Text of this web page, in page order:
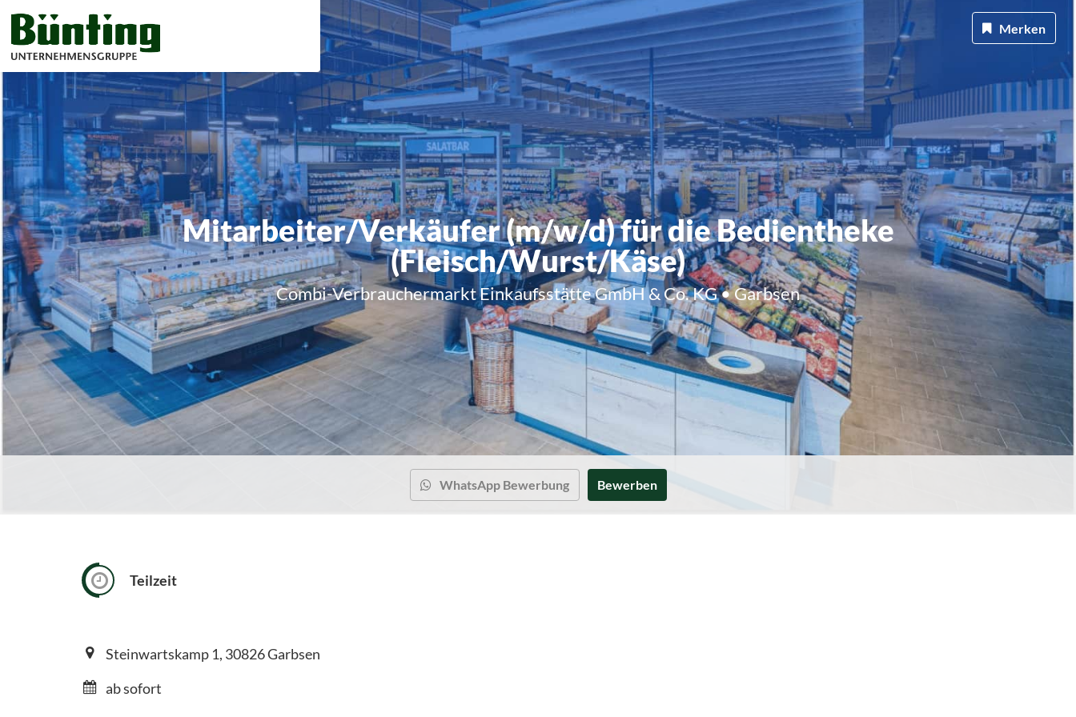
Mitarbeiter/Verkäufer (m/w/d) für die Bedientheke
(Fleisch/Wurst/Käse)
Combi-Verbrauchermarkt Einkaufsstätte GmbH & Co. KG • Garbsen
Merken
WhatsApp Bewerbung Bewerben
Teilzeit
Steinwartskamp 1, 30826 Garbsen
ab sofort